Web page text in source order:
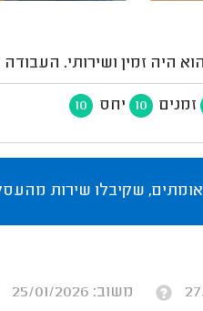
היה זמין ושירותי.
זמנים 10 יחס 10
שקיבלו שירות
משוב: 25/01/2026